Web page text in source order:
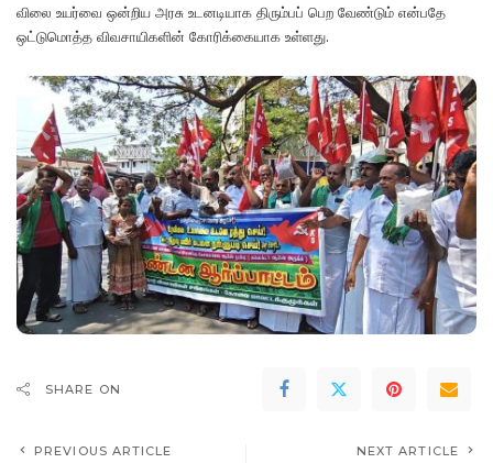
விலை உயர்வை ஒன்றிய அரசு உடனடியாக திரும்பப் பெற வேண்டும் என்பதே
ஒட்டுமொத்த விவசாயிகளின் கோரிக்கையாக உள்ளது.
SHARE ON
PREVIOUS ARTICLE NEXT ARTICLE